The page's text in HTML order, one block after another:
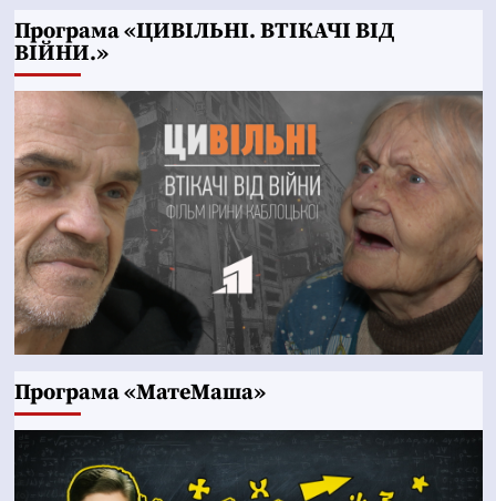
Програма «ЦИВІЛЬНІ. ВТІКАЧІ ВІД
ВІЙНИ.»
Програма «МатеМаша»